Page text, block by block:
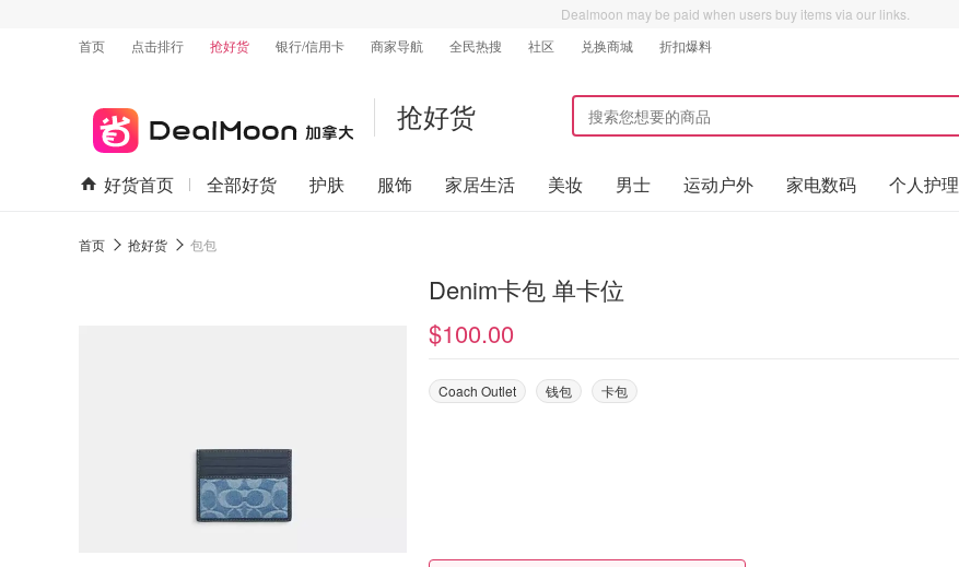
Dealmoon may be paid when users buy items via our links.
首页
点击排行 抢好货 银行/信用卡 商家导航 全民热搜 社区 兑换商城 折扣爆料
抢好货
好货首页 全部好货 护肤 服饰 家居生活 美妆 男士 运动户外 家电数码 个人护理
首页 抢好货 包包
Denim卡包 单卡位
$100.00
Coach Outlet 钱包 卡包